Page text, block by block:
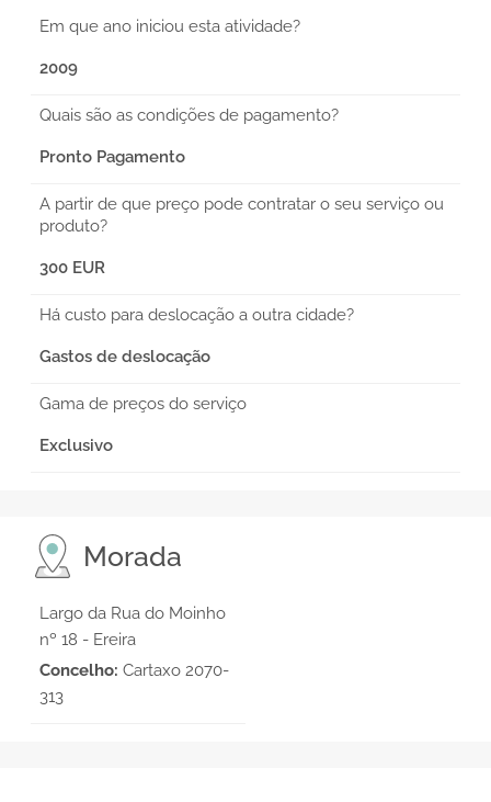
Em que ano iniciou esta atividade?
2009
Quais são as condições de pagamento?
Pronto Pagamento
A partir de que preço pode contratar o seu serviço ou
produto?
300 EUR
Há custo para deslocação a outra cidade?
Gastos de deslocação
Gama de preços do serviço
Exclusivo
Morada
Largo da Rua do Moinho
nº 18 - Ereira
Concelho: Cartaxo 2070-
313